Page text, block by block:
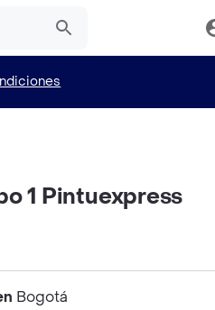
1 Pintuexpress
Bogotá